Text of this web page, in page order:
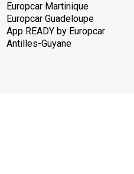
Europcar Martinique
Europcar Guadeloupe
App READY by Europcar
Antilles-Guyane